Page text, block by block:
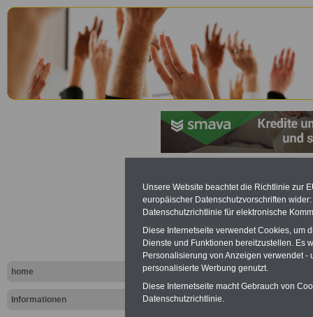
home
Informationen
Lexikon
Von den
Unsere Website beachtet die Richtlinie zur
europäischer Datenschutzvorschriften
Datenschutzrichtlinie für elektronische
Diese Internetseite verwendet Cookies, um
Dienste und Funktionen bereitzustellen. Es
Personalisierung von Anzeigen verwendet
personalisierte Werbung genutzt.
Diese Internetseite macht Gebrauch von
Datenschutzrichtlinie.